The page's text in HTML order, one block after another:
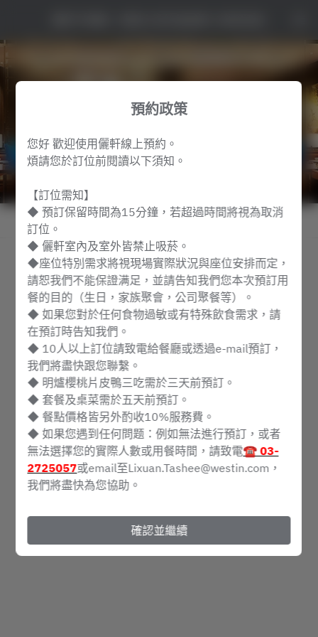
查看預約政策
儷軒中餐廳
2名
8月10日 (週一)
選擇時間
預訂
Powered by
預約政策
您好 歡迎使用儷軒線上預約。
煩請您於訂位前閱讀以下須知。
【訂位需知】
◆ 預訂保留時間為15分鐘，若超過時間將視為取消
訂位。
◆ 儷軒室內及室外皆禁止吸菸。
◆座位特別需求將視現場實際狀況與座位安排而定，
請恕我們不能保證满足，並請告知我們您本次預訂用
餐的目的（生日，家族聚會，公司聚餐等）。
◆ 如果您對於任何食物過敏或有特殊飲食需求，請
在預訂時告知我們。
◆ 10人以上訂位請致電給餐廳或透過e-mail預訂，
我們將盡快跟您聯繫。
◆ 明爐櫻桃片皮鴨三吃需於三天前預訂。
◆ 套餐及桌菜需於五天前預訂。
◆ 餐點價格皆另外酌收10%服務費。
◆ 如果您遇到任何問题：例如無法進行預訂，或者
無法選擇您的實際人數或用餐時間，請致電☎ 03-
2725057或email至Lixuan.Tashee@westin.com，
我們將盡快為您協助。
確認並繼續